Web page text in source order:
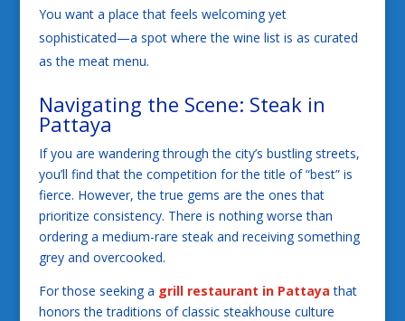
You want a place that feels welcoming yet
sophisticated—a spot where the wine list is as curated
as the meat menu.
Navigating the Scene: Steak in
Pattaya
If you are wandering through the city’s bustling streets,
you’ll find that the competition for the title of “best” is
fierce. However, the true gems are the ones that
prioritize consistency. There is nothing worse than
ordering a medium-rare steak and receiving something
grey and overcooked.
For those seeking a grill restaurant in Pattaya that
honors the traditions of classic steakhouse culture